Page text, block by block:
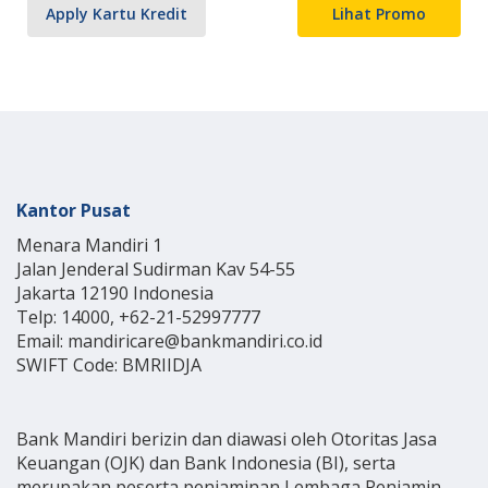
Apply Kartu Kredit Lihat Promo
Kantor Pusat
Menara Mandiri 1
Jalan Jenderal Sudirman Kav 54-55
Jakarta 12190 Indonesia
Telp: 14000, +62-21-52997777
Email: mandiricare@bankmandiri.co.id
SWIFT Code: BMRIIDJA
Bank Mandiri berizin dan diawasi oleh Otoritas Jasa
Keuangan (OJK) dan Bank Indonesia (BI), serta